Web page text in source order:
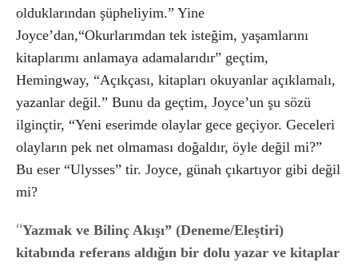
olduklarından şüpheliyim.” Yine
Joyce’dan,“Okurlarımdan tek isteğim, yaşamlarını
kitaplarımı anlamaya adamalarıdır” geçtim,
Hemingway, “Açıkçası, kitapları okuyanlar açıklamalı,
yazanlar değil.” Bunu da geçtim, Joyce’un şu sözü
ilginçtir, “Yeni eserimde olaylar gece geçiyor. Geceleri
olayların pek net olmaması doğaldır, öyle değil mi?”
Bu eser “Ulysses” tir. Joyce, günah çıkartıyor gibi değil
mi?
“Yazmak ve Bilinç Akışı” (Deneme/Eleştiri)
kitabında referans aldığın bir dolu yazar ve kitaplar